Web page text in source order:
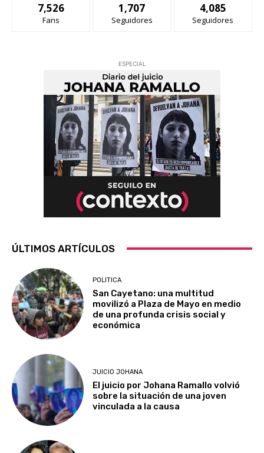
7,526
Fans
1,707
Seguidores
4,085
Seguidores
ESPECIAL
ÚLTIMOS ARTÍCULOS
POLITICA
San Cayetano: una multitud
movilizó a Plaza de Mayo en medio
de una profunda crisis social y
económica
JUICIO JOHANA
El juicio por Johana Ramallo volvió
sobre la situación de una joven
vinculada a la causa